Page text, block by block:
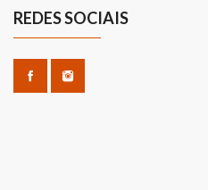
REDES SOCIAIS